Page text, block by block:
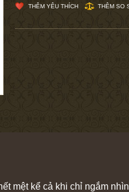
THÊM YÊU THÍCH THÊM SO
mệt kể cả khi chỉ ngắm